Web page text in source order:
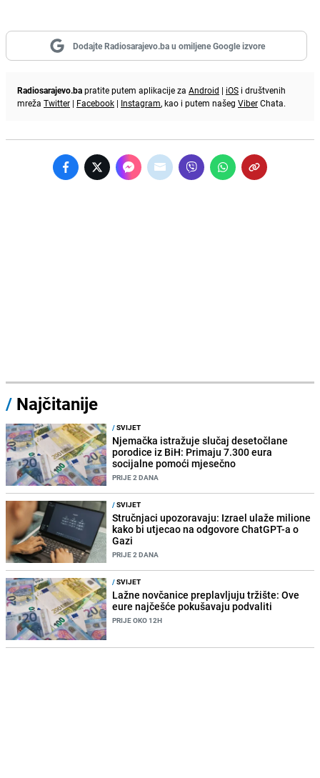
Dodajte Radiosarajevo.ba u omiljene Google izvore
Radiosarajevo.bapratite putem aplikacije za Android | iOS i društvenih
mreža Twitter | Facebook | Instagram, kao i putem našeg ViberChata.
/ Najčitanije
/SVIJET
Njemačka istražuje slučaj desetočlane
porodice iz BiH: Primaju 7.300 eura
socijalne pomoći mjesečno
PRIJE 2 DANA
/SVIJET
Stručnjaci upozoravaju: Izrael ulaže milione
kako bi utjecao na odgovore ChatGPT-a o
Gazi
PRIJE 2 DANA
/SVIJET
Lažne novčanice preplavljuju tržište: Ove
eure najčešće pokušavaju podvaliti
PRIJE OKO 12H